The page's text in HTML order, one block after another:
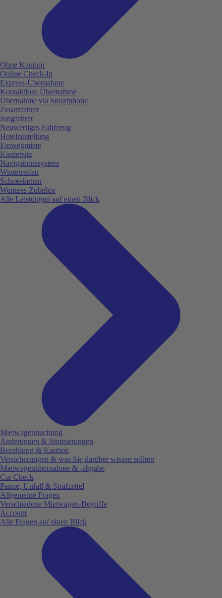
Ohne Kaution
Online Check-In
Express-Übernahme
Kontaktlose Übernahme
Übernahme via Smartphone
Zusatzfahrer
Jungfahrer
Neuwertiges Fahrzeug
Hotelzustellung
Einwegmiete
Kindersitz
Navigationssystem
Winterreifen
Schneeketten
Weiteres Zubehör
Alle Leistungen auf einen Blick
Mietwagenbuchung
Änderungen & Stornierungen
Bezahlung & Kaution
Versicherungen & was Sie darüber wissen sollten
Mietwagenübernahme & -abgabe
Car Check
Panne, Unfall & Strafzettel
Allgemeine Fragen
Verschiedene Mietwagen-Begriffe
Account
Alle Fragen auf einen Blick